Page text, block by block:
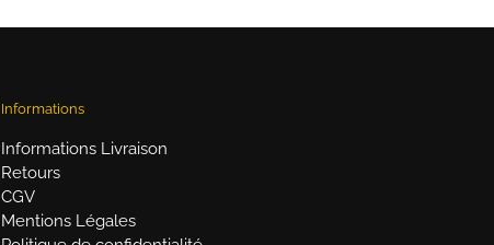
Informations
Informations Livraison
Retours
CGV
Mentions Légales